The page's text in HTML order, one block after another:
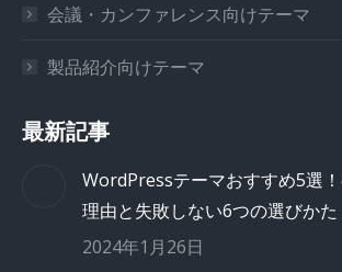
会議・カンファレンス向けテーマ
製品紹介向けテーマ
最新記事
WordPressテーマおすすめ5選
理由と失敗しない6つの選びかた
2024年1月26日